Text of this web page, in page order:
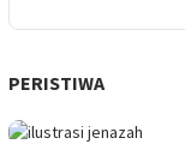
PERISTIWA